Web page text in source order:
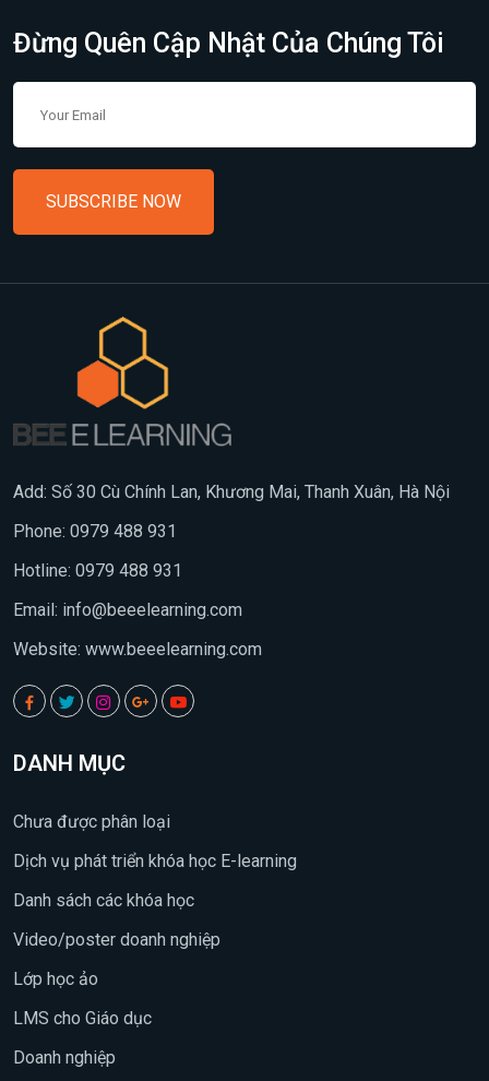
Đừng Quên Cập Nhật Của Chúng Tôi
SUBSCRIBE NOW
Add: Số 30 Cù Chính Lan, Khương Mai, Thanh Xuân, Hà Nội
Phone: 0979 488 931
Hotline: 0979 488 931
Email: info@beeelearning.com
Website: www.beeelearning.com
DANH MỤC
Chưa được phân loại
Dịch vụ phát triển khóa học E-learning
Danh sách các khóa học
Video/poster doanh nghiệp
Lớp học ảo
LMS cho Giáo dục
Doanh nghiệp